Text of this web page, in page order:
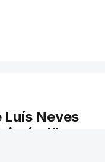
de quase
Luís Neves